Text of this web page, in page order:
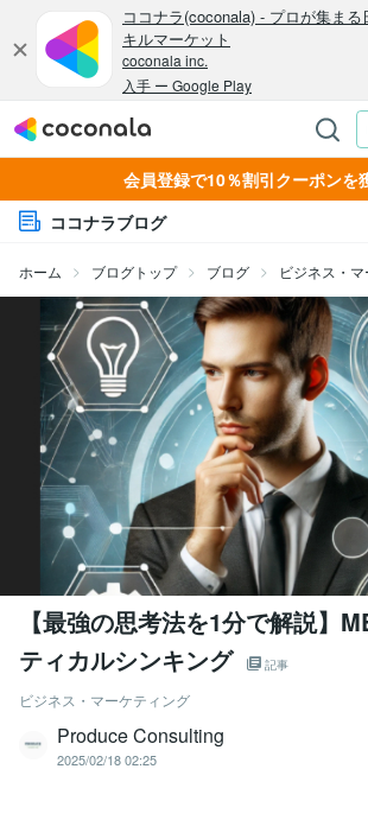
会員登録で10％割引クーポンを
ココナラブログ
ホーム ブログトップ ブログ ビジネス・
【最強の思考法を1分で解説】
ティカルシンキング
記事
ビジネス・マーケティング
Produce Consulting
2025/02/18 02:25